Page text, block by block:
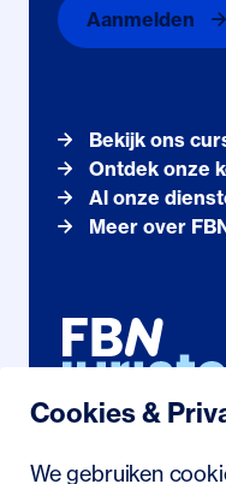
Cookies &
We gebruiken
Aanmelden
Bekijk ons
Ontdek onze
Al onze
Meer over